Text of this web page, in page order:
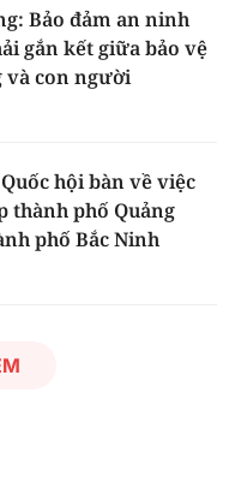
Bảo đảm an ninh
gắn kết giữa bảo vệ
và con người
hội bàn về việc
thành phố Quảng
phố Bắc Ninh